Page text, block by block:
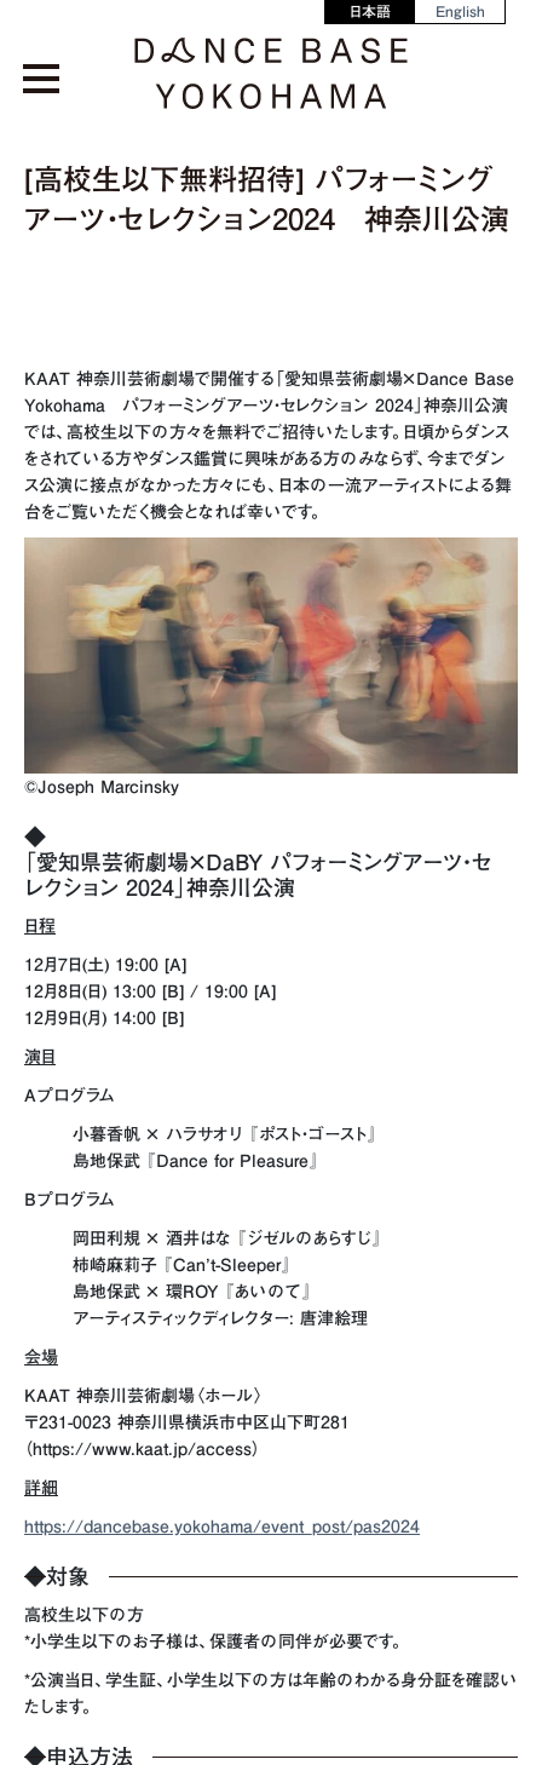
日本語 English
[高校生以下無料招待] パフォーミング
アーツ・セレクション2024 神奈川公演
KAAT 神奈川芸術劇場で開催する「愛知県芸術劇場×Dance Base
Yokohama パフォーミングアーツ・セレクション 2024」神奈川公演
では、高校生以下の方々を無料でご招待いたします。日頃からダンス
をされている方やダンス鑑賞に興味がある方のみならず、今までダン
ス公演に接点がなかった方々にも、日本の一流アーティストによる舞
台をご覧いただく機会となれば幸いです。
©Joseph Marcinsky
◆
「愛知県芸術劇場×DaBY パフォーミングアーツ・セ
レクション 2024」神奈川公演
日程
12月7日(土) 19:00 [A]
12月8日(日) 13:00 [B] / 19:00 [A]
12月9日(月) 14:00 [B]
演目
Aプログラム
小暮香帆 × ハラサオリ 『ポスト・ゴースト』
島地保武 『Dance for Pleasure』
Bプログラム
岡田利規 × 酒井はな 『ジゼルのあらすじ』
柿崎麻莉子 『Can’t-Sleeper』
島地保武 × 環ROY 『あいのて』
アーティスティックディレクター: 唐津絵理
会場
KAAT 神奈川芸術劇場〈ホール〉
〒231-0023 神奈川県横浜市中区山下町281
（https://www.kaat.jp/access）
詳細
https://dancebase.yokohama/event_post/pas2024
◆対象
高校生以下の方
*小学生以下のお子様は、保護者の同伴が必要です。
*公演当日、学生証、小学生以下の方は年齢のわかる身分証を確認い
たします。
◆申込方法